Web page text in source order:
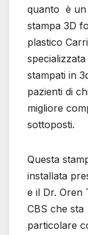
quanto è un
stampa 3D
plastico
stampati in
pazienti di
migliore
sottoposti.
Questa
installata
e il Dr. Oren
CBS che
particolare